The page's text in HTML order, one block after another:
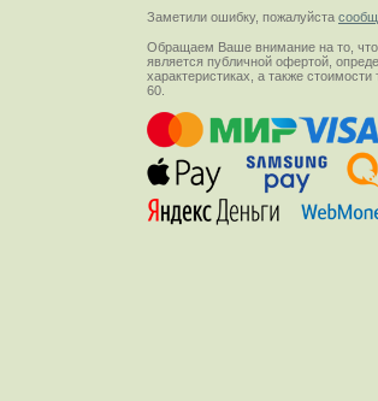
Заметили ошибку, пожалуйста
Обращаем Ваше внимание на то,
является публичной офертой,
характеристиках, а также
60.